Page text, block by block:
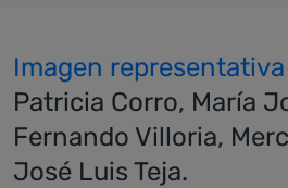
Imagen representativa
Patricia Corro, María
Fernando Villoria,
José Luis Teja.